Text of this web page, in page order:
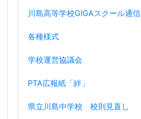
川島高等学校GIGAスクール通信
各種様式
学校運営協議会
PTA広報紙「絆」
県立川島中学校 校則見直し